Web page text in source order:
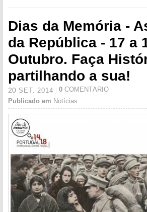
Dias da Memória -
da República - 17 a
Outubro. Faça
partilhando a sua!
20 SET. 2014 0 COMENTÁRIO
Publicado em Notícias